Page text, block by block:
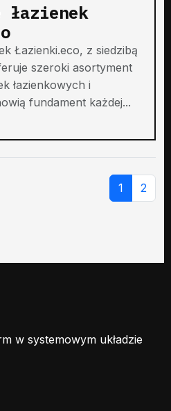
łazienek
Łazienki.eco, z siedzibą
szeroki asortyment
łazienkowych i
fundament każdej...
1 2
w systemowym układzie